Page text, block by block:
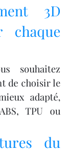
3D
chaque
souhaitez
de choisir le
adapté,
TPU ou
du